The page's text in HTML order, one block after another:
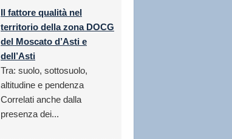
Il fattore qualità nel
territorio della zona DOCG
del Moscato d’Asti e
dell’Asti
Tra: suolo, sottosuolo,
altitudine e pendenza
Correlati anche dalla
presenza dei...